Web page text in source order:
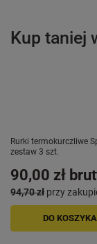
Kup taniej
Rurki termokurczliwe
zestaw 3 szt.
90,00 zł
94,70 zł przy
DO KOSZYKA